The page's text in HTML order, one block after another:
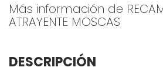
Más información de
ATRAYENTE MOSCAS
DESCRIPCIÓN